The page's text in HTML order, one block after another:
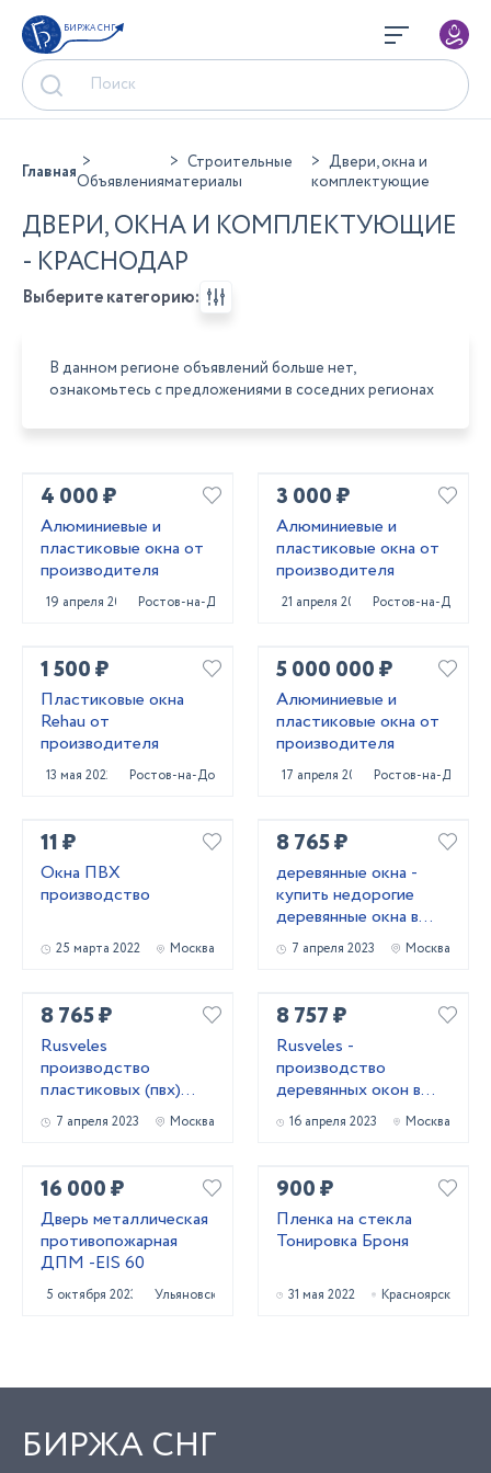
БИРЖА СНГ
ГлавнаяОбъявления
Строительные
материалы
Двери, окна и
комплектующие
ДВЕРИ, ОКНА И КОМПЛЕКТУЮЩИЕ
- КРАСНОДАР
Выберите категорию:
В данном регионе объявлений больше нет,
ознакомьтесь с предложениями в соседних регионах
4 000 ₽
Алюминиевые и
пластиковые окна от
производителя
19 апреля 2022 Ростов-на-Дону
3 000 ₽
Алюминиевые и
пластиковые окна от
производителя
21 апреля 2022 Ростов-на-Дону
1 500 ₽
Пластиковые окна
Rehau от
производителя
13 мая 2022 Ростов-на-Дону
5 000 000 ₽
Алюминиевые и
пластиковые окна от
производителя
17 апреля 2022 Ростов-на-Дону
11 ₽
Окна ПВХ
производство
25 марта 2022 Москва
8 765 ₽
деревянные окна -
купить недорогие
деревянные окна в
Москве и
Московской области
7 апреля 2023 Москва
8 765 ₽
Rusveles
производство
пластиковых (пвх)
окон и дверей в
Москве и
7 апреля 2023 Москва
8 757 ₽
Rusveles -
производство
деревянных окон в
Москве и
Московской области
16 апреля 2023 Москва
16 000 ₽
Дверь металлическая
противопожарная
ДПМ -EIS 60
5 октября 2023 Ульяновск
900 ₽
Пленка на стекла
Тонировка Броня
31 мая 2022 Красноярск
БИРЖА СНГ